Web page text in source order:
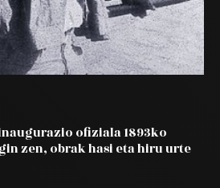
ofiziala 1893ko
zen, obrak hasi eta hiru urte